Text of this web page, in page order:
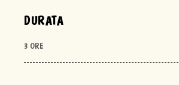
DURATA
3 ORE